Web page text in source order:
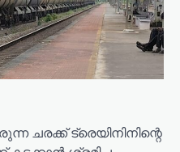
ചരക്ക് ട്രെയിനിനിന്റെ